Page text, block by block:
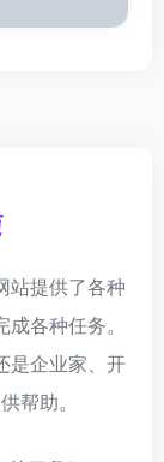
站提供了各种
各种任务。
是企业家、开
帮助。